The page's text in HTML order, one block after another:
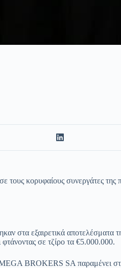
κορυφαίους συνεργάτες της
στα εξαιρετικά αποτελέσματα
σε τζίρο τα €5.000.000.
MEGA BROKERS SA παραμένει